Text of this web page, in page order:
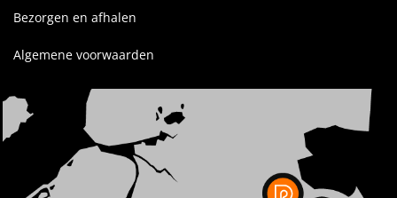
Bezorgen en afhalen
Algemene voorwaarden